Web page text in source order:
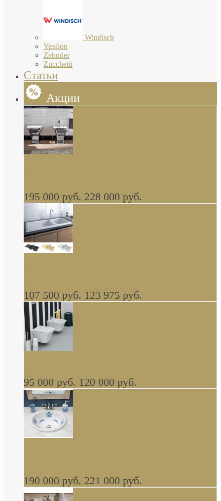
Windisch
Ypsilon
Zehnder
Zucchetti
Статьи
Акции
Butterfly Scarabeo КОМПЛЕКТ санфаянса
глянцевая платина В НАЛИЧИИ
195 000 руб. 228 000 руб.
керамическая мойка 1160 x 510 мм белая,
серая, черная, бежевая В НАЛИЧИИ
107 500 руб. 123 975 руб.
навесное КОМПЛЕКТ
95 000 руб. 120 000 руб.
Decorated Bathroom раковина овальная
встраиваемая для ванной с рисунком синяя
роза В НАЛИЧИИ
190 000 руб. 221 000 руб.